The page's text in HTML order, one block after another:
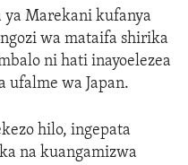
ya Marekani kufanya
wa mataifa shirika
ni hati inayoelezea
ufalme wa Japan.
hilo, ingepata
na kuangamizwa